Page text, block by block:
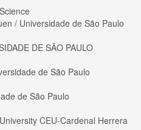
/ Universidade de São Paulo
DE SÃO PAULO
de São Paulo
de São Paulo
CEU-Cardenal Herrera